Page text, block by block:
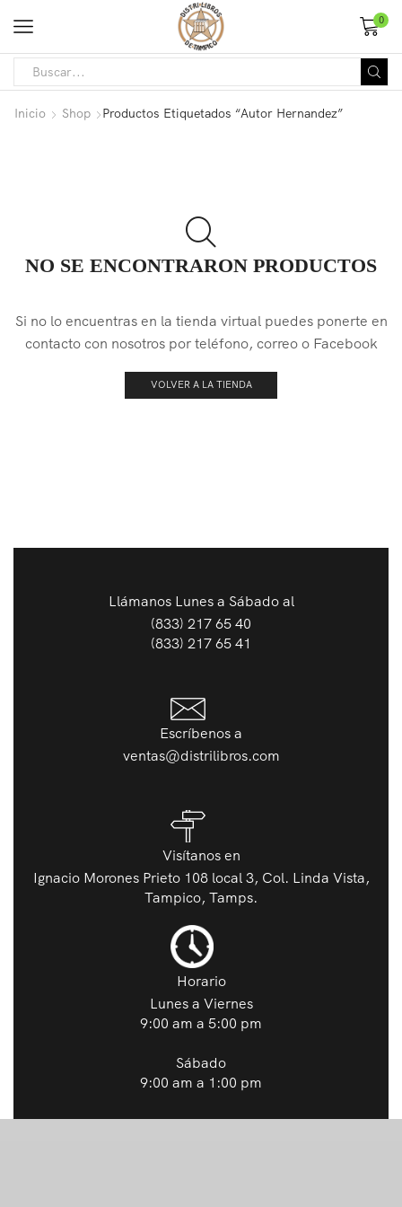
0
Inicio Shop Productos Etiquetados “Autor Hernandez”
NO SE ENCONTRARON PRODUCTOS
Si no lo encuentras en la tienda virtual puedes ponerte en
contacto con nosotros por teléfono, correo o Facebook
VOLVER A LA TIENDA
Llámanos Lunes a Sábado al
(833) 217 65 40
(833) 217 65 41
Escríbenos a
ventas@distrilibros.com
Visítanos en
Ignacio Morones Prieto 108 local 3, Col. Linda Vista,
Tampico, Tamps.
Horario
Lunes a Viernes
9:00 am a 5:00 pm
Sábado
9:00 am a 1:00 pm